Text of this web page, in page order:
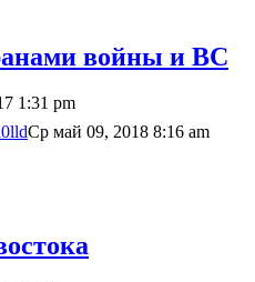
войны и ВС
1:31 pm
Ср май 09, 2018 8:16 am